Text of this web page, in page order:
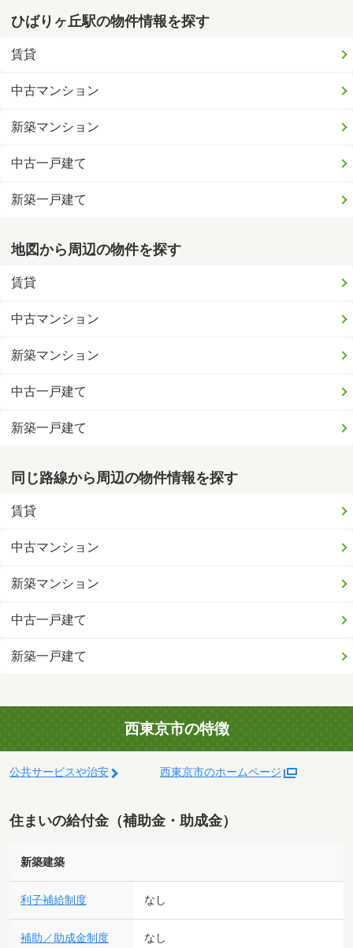
ひばりヶ丘駅の物件情報を探す
賃貸
中古マンション
新築マンション
中古一戸建て
新築一戸建て
地図から周辺の物件を探す
賃貸
中古マンション
新築マンション
中古一戸建て
新築一戸建て
同じ路線から周辺の物件情報を探す
賃貸
中古マンション
新築マンション
中古一戸建て
新築一戸建て
西東京市の特徴
公共サービスや治安 西東京市のホームページ
住まいの給付金（補助金・助成金）
新築建築
利子補給制度 なし
補助／助成金制度 なし